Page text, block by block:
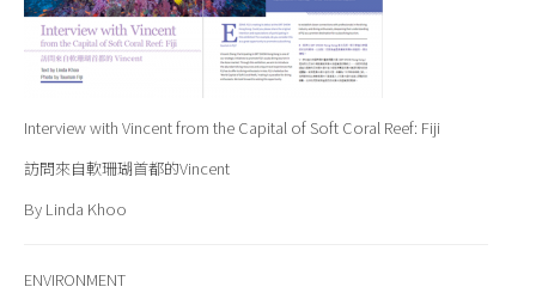
Interview with Vincent from the Capital of Soft Coral Reef: Fiji
訪問來自軟珊瑚首都的Vincent
By Linda Khoo
ENVIRONMENT